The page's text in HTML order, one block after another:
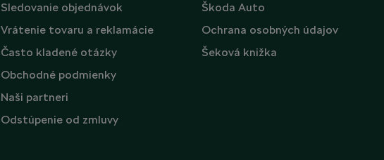
Sledovanie objednávok
Vrátenie tovaru a reklamácie
Často kladené otázky
Obchodné podmienky
Naši partneri
Odstúpenie od zmluvy
Škoda Auto
Ochrana osobných údajov
Šeková knižka